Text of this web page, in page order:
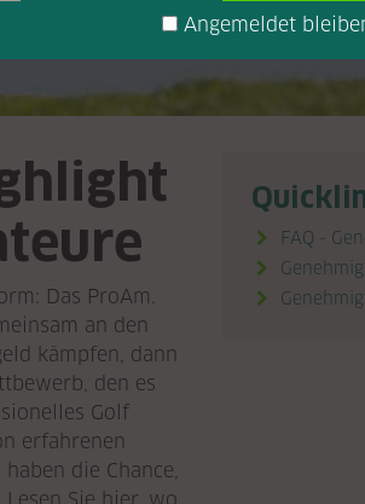
Das ProAm.
an den
kämpfen, dann
den es
Golf
erfahrenen
die Chance,
FAQ -


Angemeldet